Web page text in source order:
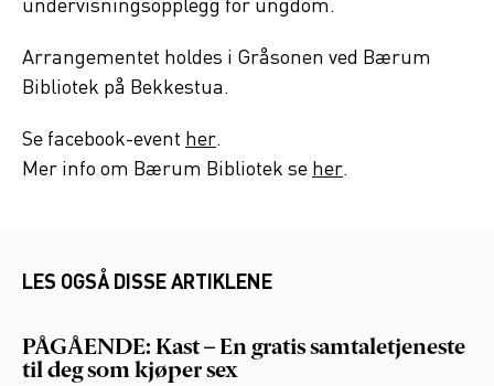
undervisningsopplegg for ungdom.
Arrangementet holdes i Gråsonen ved Bærum
Bibliotek på Bekkestua.
Se facebook-eventher.
Mer info om Bærum Bibliotek seher.
LES OGSÅ DISSE ARTIKLENE
PÅGÅENDE: Kast – En gratis samtaletjeneste
til deg som kjøper sex